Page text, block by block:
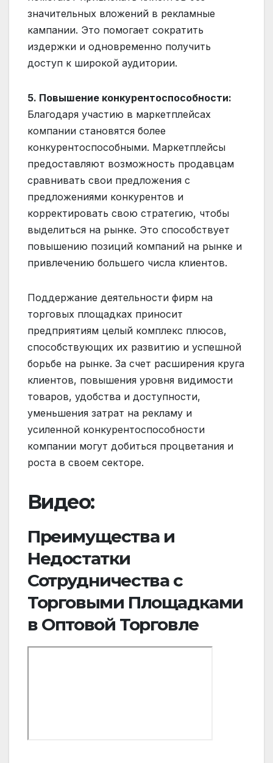
значительных вложений в рекламные
кампании. Это помогает сократить
издержки и одновременно получить
доступ к широкой аудитории.
5. Повышение конкурентоспособности:
Благодаря участию в маркетплейсах
компании становятся более
конкурентоспособными. Маркетплейсы
предоставляют возможность продавцам
сравнивать свои предложения с
предложениями конкурентов и
корректировать свою стратегию, чтобы
выделиться на рынке. Это способствует
повышению позиций компаний на рынке и
привлечению большего числа клиентов.
Поддержание деятельности фирм на
торговых площадках приносит
предприятиям целый комплекс плюсов,
способствующих их развитию и успешной
борьбе на рынке. За счет расширения круга
клиентов, повышения уровня видимости
товаров, удобства и доступности,
уменьшения затрат на рекламу и
усиленной конкурентоспособности
компании могут добиться процветания и
роста в своем секторе.
Видео:
Преимущества и
Недостатки
Сотрудничества с
Торговыми Площадками
в Оптовой Торговле